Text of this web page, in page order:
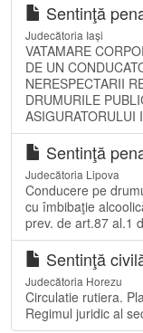
Sentinţă
Judecătoria Iași
VATAMARE
DE UN
NERESPECTARII
DRUMURILE
ASIGURATORULUI
Sentinţă
Judecătoria Lipova
Conducere pe
cu îmbibaţie
prev. de art.87 al.1
Sentinţă
Judecătoria Horezu
Circulatie rutiera.
Regimul juridic al